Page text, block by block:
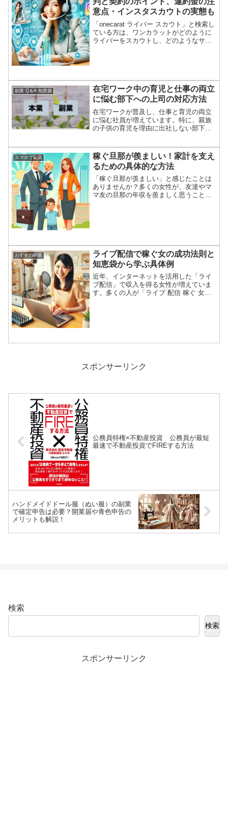
意点・インスタスカウトの実態も
「onecarat ライバー スカウト」と検索し
ている方は、ワンカラットがどのように
ライバーをスカウトし、どのようなサポ
副業 Q＆A 知恵袋
在宅ワーク中の育児と仕事の両立
に悩む部下への上司の対応方法
在宅ワークが普及し、仕事と育児の両立
に悩む社員が増えています。特に、親族
の子供の育児を理由に出社しない部下へ
した際の上司としての適切な対応方法に
ついて考えてみましょう。...
スマホで副業
稼ぐ旦那が羨ましい！家計を支え
るための具体的な方法
「稼ぐ旦那が羡ましい」と感じたことは
ありませんか？多くの女性が、友達やマ
マ友の旦那の年収を羨ましく思うことが
おすすの副業
ライブ配信で稼ぐ女の成功法則と
知恵袋から学ぶ具体例
近年、インターネットを活用した「ライ
ブ配信」で収入を得る女性が増えていま
す。多くの人が「ライブ 配信 稼ぐ 女」
スポンサーリンク
公務員特権×不動産投資 公務員が最短
最速で不動産投資でFIREする方法
ハンドメイドドール服（ぬい服）の副業
で確定申告は必要？開業届や青色申告の
メリットも解説！
検索
検索
スポンサーリンク